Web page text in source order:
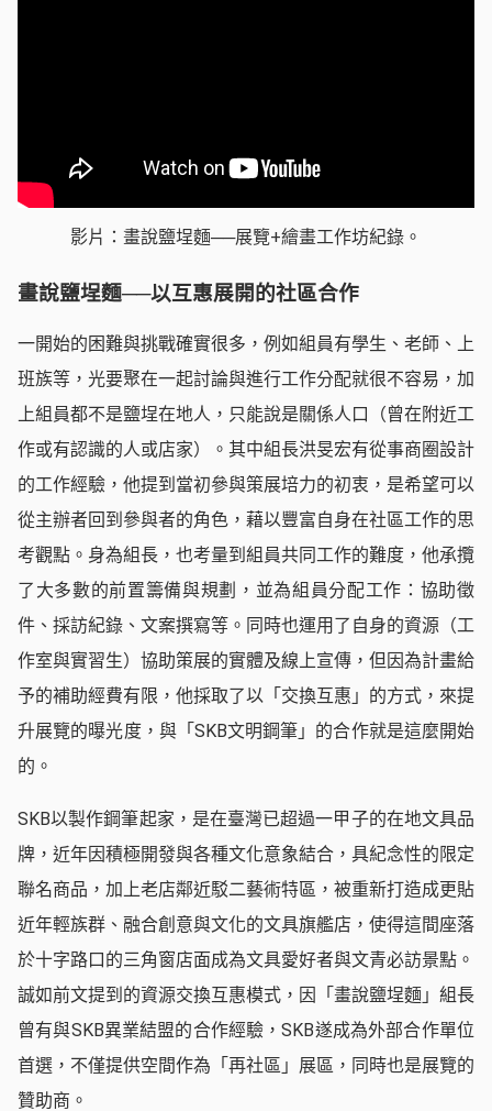
影片：畫說鹽埕麵──展覽+繪畫工作坊紀錄。
畫說鹽埕麵──以互惠展開的社區合作
一開始的困難與挑戰確實很多，例如組員有學生、老師、上
班族等，光要聚在一起討論與進行工作分配就很不容易，加
上組員都不是鹽埕在地人，只能說是關係人口（曾在附近工
作或有認識的人或店家）。其中組長洪旻宏有從事商圈設計
的工作經驗，他提到當初參與策展培力的初衷，是希望可以
從主辦者回到參與者的角色，藉以豐富自身在社區工作的思
考觀點。身為組長，也考量到組員共同工作的難度，他承攬
了大多數的前置籌備與規劃，並為組員分配工作：協助徵
件、採訪紀錄、文案撰寫等。同時也運用了自身的資源（工
作室與實習生）協助策展的實體及線上宣傳，但因為計畫給
予的補助經費有限，他採取了以「交換互惠」的方式，來提
升展覽的曝光度，與「SKB文明鋼筆」的合作就是這麼開始
的。
SKB以製作鋼筆起家，是在臺灣已超過一甲子的在地文具品
牌，近年因積極開發與各種文化意象結合，具紀念性的限定
聯名商品，加上老店鄰近駁二藝術特區，被重新打造成更貼
近年輕族群、融合創意與文化的文具旗艦店，使得這間座落
於十字路口的三角窗店面成為文具愛好者與文青必訪景點。
誠如前文提到的資源交換互惠模式，因「畫說鹽埕麵」組長
曾有與SKB異業結盟的合作經驗，SKB遂成為外部合作單位
首選，不僅提供空間作為「再社區」展區，同時也是展覽的
贊助商。